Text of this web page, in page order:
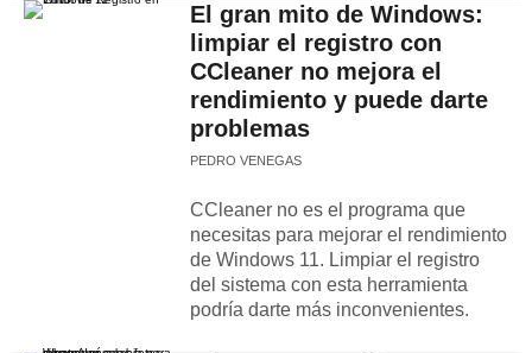
El gran mito de Windows:
limpiar el registro con
CCleaner no mejora el
rendimiento y puede darte
problemas
PEDRO VENEGAS
CCleaner no es el programa que
necesitas para mejorar el rendimiento
de Windows 11. Limpiar el registro
del sistema con esta herramienta
podría darte más inconvenientes.